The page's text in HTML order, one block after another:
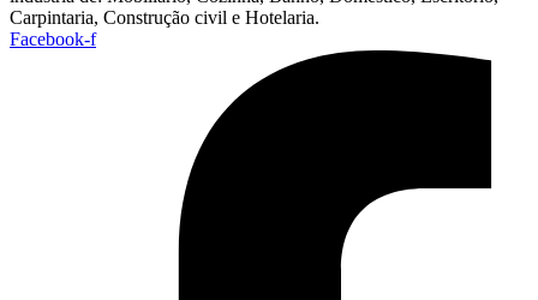
Carpintaria, Construção civil e Hotelaria.
Facebook-f